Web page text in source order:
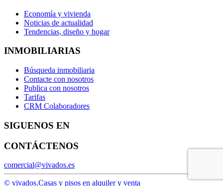
Economía y vivienda
Noticias de actualidad
Tendencias, diseño y hogar
INMOBILIARIAS
Búsqueda inmobiliaria
Contacte con nosotros
Publica con nosotros
Tarifas
CRM Colaboradores
SIGUENOS EN
CONTÁCTENOS
comercial@vivados.es
© vivados.Casas y pisos en alquiler y venta